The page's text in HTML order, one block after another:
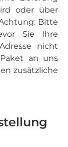
oder über
Bitte
Sie Ihre
nicht
an uns
zusätzliche